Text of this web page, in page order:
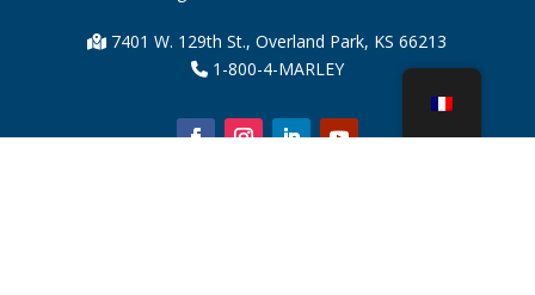
7401 W. 129th St., Overland Park, KS 66213
1-800-4-MARLEY